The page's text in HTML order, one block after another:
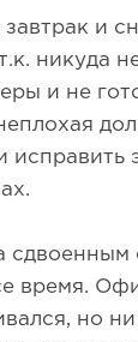
и
никуда
и не
исправить
сдвоенным
время.
но